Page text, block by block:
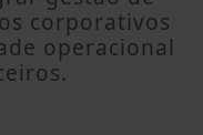
corporativos
operacional